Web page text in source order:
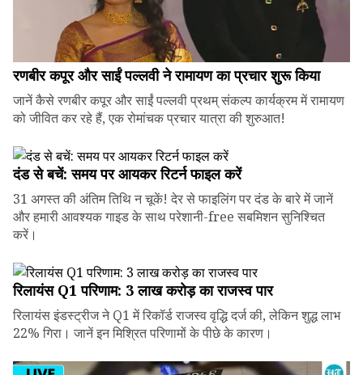
रणबीर कपूर और साईं पल्लवी ने रामायण का प्रचार शुरू किया
जानें कैसे रणबीर कपूर और साईं पल्लवी प्रथम् संकल्प कार्यक्रम में रामायण
को जीवित कर रहे हैं, एक रोमांचक प्रचार यात्रा की शुरुआत!
दंड से बचें: समय पर आयकर रिटर्न फाइल करें
31 अगस्त की अंतिम तिथि न चूकें! देर से फाइलिंग पर दंड के बारे में जानें
और हमारी आवश्यक गाइड के साथ परेशानी-free सबमिशन सुनिश्चित
करें।
रिलायंस Q1 परिणाम: ₹3 लाख करोड़ का राजस्व पार
रिलायंस इंडस्ट्रीज ने Q1 में रिकॉर्ड राजस्व वृद्धि दर्ज की, लेकिन शुद्ध लाभ
22% गिरा। जानें इन मिश्रित परिणामों के पीछे के कारण।